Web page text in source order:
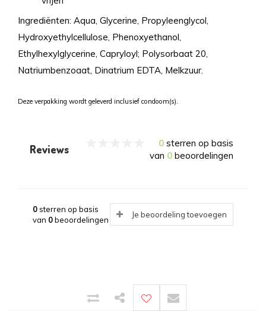
Ingrediënten: Aqua, Glycerine, Propyleenglycol,
Hydroxyethylcellulose, Phenoxyethanol,
Ethylhexylglycerine, Capryloyl; Polysorbaat 20,
Natriumbenzoaat, Dinatrium EDTA, Melkzuur.
Deze verpakking wordt geleverd inclusief condoom(s).
Reviews 0 sterren op basis
van 0 beoordelingen
0sterren op basis
van 0beoordelingen
Je beoordeling toevoegen